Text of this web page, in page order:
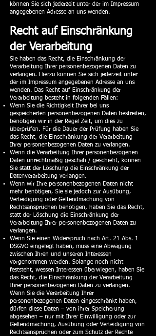
können Sie sich jederzeit unter der im Impressum
angegebenen Adresse an uns wenden.
Recht auf Einschränkung
der Verarbeitung
Sie haben das Recht, die Einschränkung der
Verarbeitung Ihrer personenbezogenen Daten zu
verlangen. Hierzu können Sie sich jederzeit unter
der im Impressum angegebenen Adresse an uns
wenden. Das Recht auf Einschränkung der
Verarbeitung besteht in folgenden Fällen:
Wenn Sie die Richtigkeit Ihrer bei uns
gespeicherten personenbezogenen Daten bestreiten,
benötigen wir in der Regel Zeit, um dies zu
überprüfen. Für die Dauer der Prüfung haben Sie
das Recht, die Einschränkung der Verarbeitung
Ihrer personenbezogenen Daten zu verlangen.
Wenn die Verarbeitung Ihrer personenbezogenen
Daten unrechtmäßig geschah / geschieht, können
Sie statt der Löschung die Einschränkung der
Datenverarbeitung verlangen.
Wenn wir Ihre personenbezogenen Daten nicht
mehr benötigen, Sie sie jedoch zur Ausübung,
Verteidigung oder Geltendmachung von
Rechtsansprüchen benötigen, haben Sie das Recht,
statt der Löschung die Einschränkung der
Verarbeitung Ihrer personenbezogenen Daten zu
verlangen.
Wenn Sie einen Widerspruch nach Art. 21 Abs. 1
DSGVO eingelegt haben, muss eine Abwägung
zwischen Ihren und unseren Interessen
vorgenommen werden. Solange noch nicht
feststeht, wessen Interessen überwiegen, haben Sie
das Recht, die Einschränkung der Verarbeitung
Ihrer personenbezogenen Daten zu verlangen.
Wenn Sie die Verarbeitung Ihrer
personenbezogenen Daten eingeschränkt haben,
dürfen diese Daten – von ihrer Speicherung
abgesehen – nur mit Ihrer Einwilligung oder zur
Geltendmachung, Ausübung oder Verteidigung von
Rechtsansprüchen oder zum Schutz der Rechte